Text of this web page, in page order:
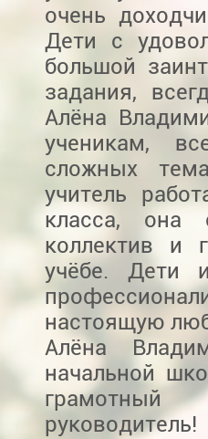
очень
Дети с
большой
задания,
Алёна
ученикам,
сложных
учитель
класса, она
коллектив и
учёбе. Дети
настоящую
Алёна
начальной
грамотный
руководитель!